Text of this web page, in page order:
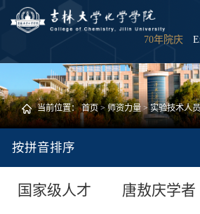
70年院庆
当前位置：首页>师资力量>实验技术人员
按拼音排序
国家级人才 唐敖庆学者